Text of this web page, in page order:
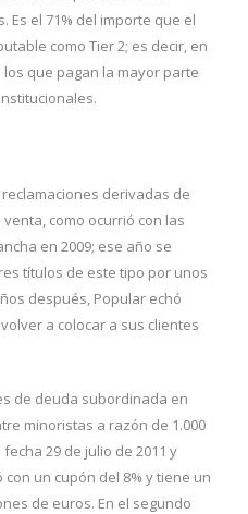
Es el 71% del importe que el
como Tier 2; es decir, en
que pagan la mayor parte
derivadas de
como ocurrió con las
en 2009; ese año se
títulos de este tipo por unos
después, Popular echó
a colocar a sus clientes
de deuda subordinada en
minoristas a razón de 1.000
29 de julio de 2011 y
con un cupón del 8% y tiene un
de euros. En el segundo